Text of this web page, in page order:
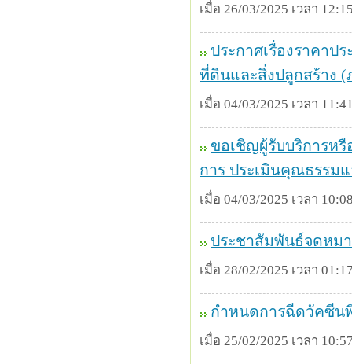
เมื่อ 26/03/2025 เวลา
ประกาศเรื่องราคาป
ที่ดินและสิ่งปลูกสร้าง (
เมื่อ 04/03/2025 เวลา
ขอเชิญผู้รับบริการห
การ ประเมินคุณธรรม
เมื่อ 04/03/2025 เวลา
ประชาสัมพันธ์จดหม
เมื่อ 28/02/2025 เวลา
กำหนดการฉีดวัคซีน
เมื่อ 25/02/2025 เวลา